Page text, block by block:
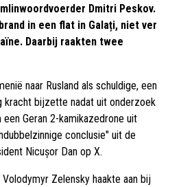
Dmitri Peskov.
in een flat in Galați, niet ver
Daarbij raakten twee
naar Rusland als schuldige, een
kracht bijzette nadat uit onderzoek
Geran 2-kamikazedrone uit
conclusie" uit de
Nicușor Dan op X.
Zelensky haakte aan bij